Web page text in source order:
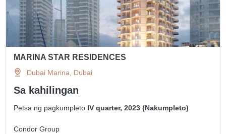
MARINA STAR RESIDENCES
Dubai Marina, Dubai
Sa kahilingan
Petsa ng pagkumpleto IV quarter, 2023 (Nakumpleto)
Condor Group